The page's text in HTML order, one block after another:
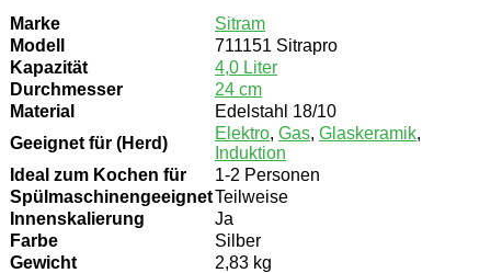
Marke
Sitram
Modell
711151 Sitrapro
Kapazität
4,0 Liter
Durchmesser
24 cm
Material
Edelstahl 18/10
Geeignet für (Herd)
Elektro, Gas, Glaskeramik,
Induktion
Ideal zum Kochen für
1-2 Personen
SpülmaschinengeeignetTeilweise
Innenskalierung
Ja
Farbe
Silber
Gewicht
2,83 kg